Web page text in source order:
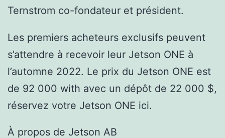
Ternstrom co-fondateur et président.
Les premiers acheteurs exclusifs peuvent
s’attendre à recevoir leur Jetson ONE à
l’automne 2022. Le prix du Jetson ONE est
de 92 000 with avec un dépôt de 22 000 $,
réservez votre Jetson ONE ici.
À propos de Jetson AB